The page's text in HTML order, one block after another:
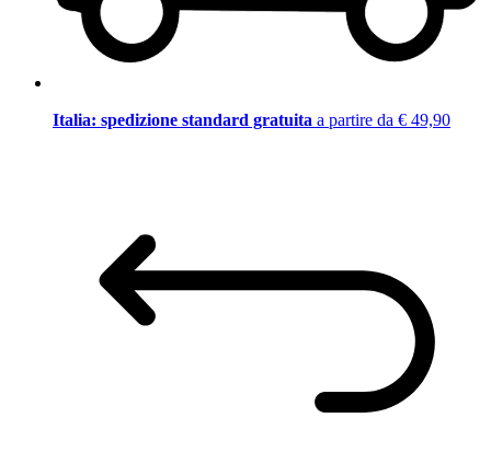
Italia: spedizione standard gratuita a partire da € 49,90